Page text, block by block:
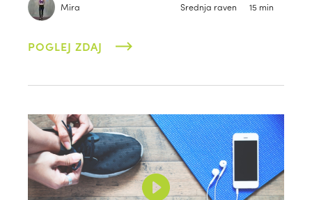
Mira Srednja raven 15 min
POGLEJ ZDAJ